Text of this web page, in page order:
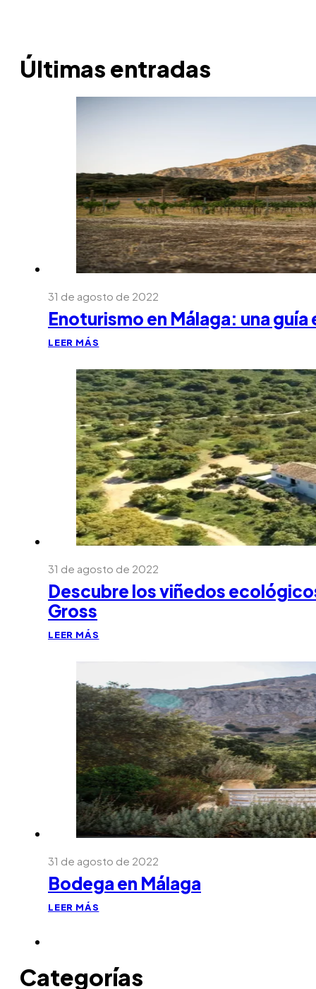
Últimas entradas
31 de agosto de 2022
Enoturismo en Málaga: una
LEER MÁS
31 de agosto de 2022
Descubre los viñedos
Gross
LEER MÁS
31 de agosto de 2022
Bodega en Málaga
LEER MÁS
Categorías